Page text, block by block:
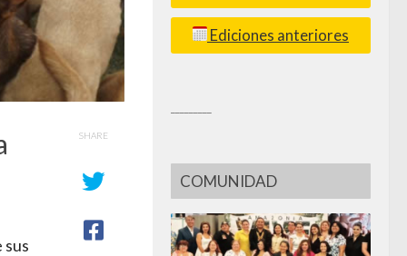
sus
SHARE
Ediciones anteriores
COMUNIDAD